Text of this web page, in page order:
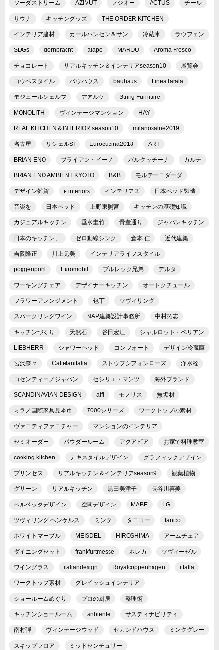
ソーダストリーム AZIMUT フジオー ACTUS チール
サウナ キッチングッズ THE ORDER KITCHEN
インテリア建材 カールハンセン＆サン 冷蔵庫 ラウフェン
SDGs dornbracht alape MAROU Aroma Fresco
チョコレート リアルキッチン＆インテリアseason10 展覧会
コウベスタイル バウハウス bauhaus LineaTarala
モジュールシェルフ アアルケ String Furniture
MONOLITH ヴィンテージマンション HAY
REAL KITCHEN＆INTERIOR season10 milanosalne2019
名古屋 リシェルSI Eurocucina2018 ART
BRIAN ENO ブライアン・イーノ バルクッチーナ カルテ
BRIAN ENO AMBIENT KYOTO B&B モルテーニダーダ
デザイン雑貨 e interiors インテリアズ 日本ベッド製造
音楽を 日本ベッド 上野東照宮 キッチンの基礎知識
カジュアルキッチン 垂水圭竹 骨董通り ジャパンキッチン
日本のキッチン、 ゼロ動線シンク 倉本 仁 近代建築
吉阪隆正 川上元美 インテリアライフスタイル
poggenpohl Euromobil ブルレック兄弟 デルタ
ワーキングチェア デザイナーキッチン オートクチュール
フラワーアレンジメント 包丁 ツヴィリング
スパークリングワイン NAP建築設計事務所 中村拓志
キッチンづくり 天然石 谷田宏江 シャルロット・ペリアン
LIEBHERR シャワーヘッド コンフォート デザイン冷蔵庫
宮沢奈々 Cattelanitalia ストウブシフォンローズ 浄水栓
コセンティーノジャパン セシリエ・マンツ 海外ブランド
SCANDINAVIAN DESIGN alfi モノリス 無垢材
ミラノ国際家具見本市 7000シリーズ ワークトップの素材
ヴァニティファニチャー マンションのインテリア
セミオーダー パウダールーム アクアピア お家で料理教室
cooking kitchen テキスタイルデザイン グラフィックデザイン
プリンセス リアルキッチン＆インテリアseason9 観葉植物
グリーン リアルキッチン 黒田美津子 長谷川喜美
ベルベッタデザイン 空間デザイン MABE LG
ツヴィリング ヘンケルス ミンタ タニコー tanico
ホワイトマーブル MEISDEL HIROSHIMA アームチェア
ダイニングセット frankfurtmesse ホレカ ツヴィーゼル
ワイングラス italiandesign Royalcoppenhagen ittalla
ワークトップ素材 グレイッシュインテリア
ショールームめぐり プロの厨房 整理術
キッチンショールーム anbiente サスティナビリティ
南村弾 ヴィンテージウッド セカンドハウス ミンクグレー
スキップフロア ミッドセンチュリー